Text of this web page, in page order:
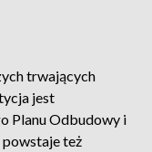
trwających
jest
Planu Odbudowy i
też